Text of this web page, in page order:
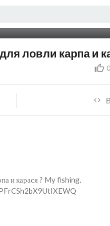
ловли карпа и
0
и карася ? My fishing.